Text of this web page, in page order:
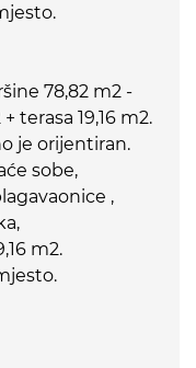
78,82 m2 -
terasa 19,16 m2.
je orijentiran.
sobe,
,
m2.